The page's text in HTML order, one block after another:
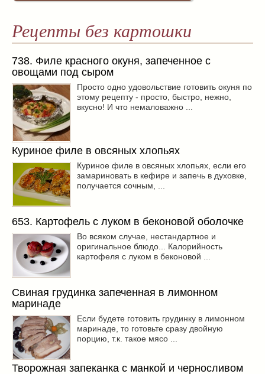
Рецепты без картошки
738. Филе красного окуня, запеченное с
овощами под сыром
Просто одно удовольствие готовить окуня по
этому рецепту - просто, быстро, нежно,
вкусно! И что немаловажно ...
Куриное филе в овсяных хлопьях
Куриное филе в овсяных хлопьях, если его
замариновать в кефире и запечь в духовке,
получается сочным, ...
653. Картофель с луком в беконовой оболочке
Во всяком случае, нестандартное и
оригинальное блюдо... Калорийность
картофеля с луком в беконовой ...
Свиная грудинка запеченная в лимонном
маринаде
Если будете готовить грудинку в лимонном
маринаде, то готовьте сразу двойную
порцию, т.к. такое мясо ...
Творожная запеканка с манкой и черносливом